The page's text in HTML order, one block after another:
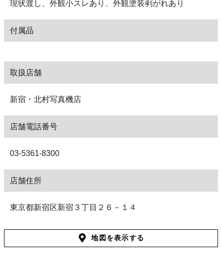
現状渡し、外観小スレあり、外観塗装剥がれあり
付属品
取扱店舗
新宿・北村写真機店
店舗電話番号
03-5361-8300
店舗住所
東京都新宿区新宿３丁目２６－１４
地図を表示する